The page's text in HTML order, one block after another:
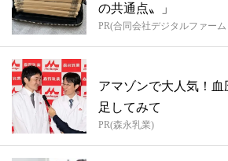
の共通点〟」
PR(合同会社デジタルファーム
アマゾンで大人気！
足してみて
PR(森永乳業)